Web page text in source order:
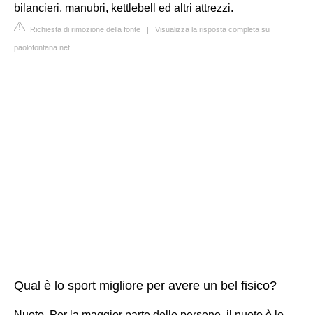
bilancieri, manubri, kettlebell ed altri attrezzi.
Richiesta di rimozione della fonte | Visualizza la risposta completa su
paolofontana.net
Qual è lo sport migliore per avere un bel fisico?